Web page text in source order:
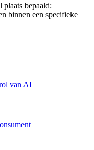
bepaald:
binnen een specifieke
van AI